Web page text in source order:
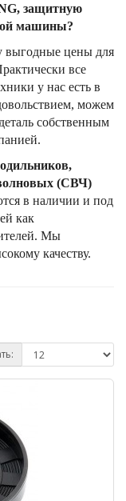
защитную
машины?
выгодные цены для
все
у нас есть в
можем
собственным
(СВЧ)
в наличии и под
как
Мы
качеству.